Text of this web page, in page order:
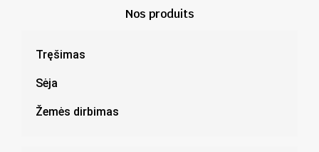
Nos produits
Tręšimas
Sėja
Žemės dirbimas